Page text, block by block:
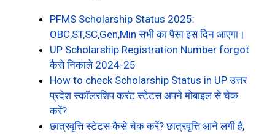
PFMS Scholarship Status 2025:
OBC,ST,SC,Gen,Min सभी का पैसा इस दिन आएगा।
UP Scholarship Registration Number forgot
कैसे निकाले 2024-25
How to check Scholarship Status in UP उत्तर
प्रदेश स्कॉलरशिप करंट स्टेटस अपने मोबाइल से चेक
करें?
छात्रवृत्ति स्टेटस कैसे चेक करें? छात्रवृत्ति आने लगी है,